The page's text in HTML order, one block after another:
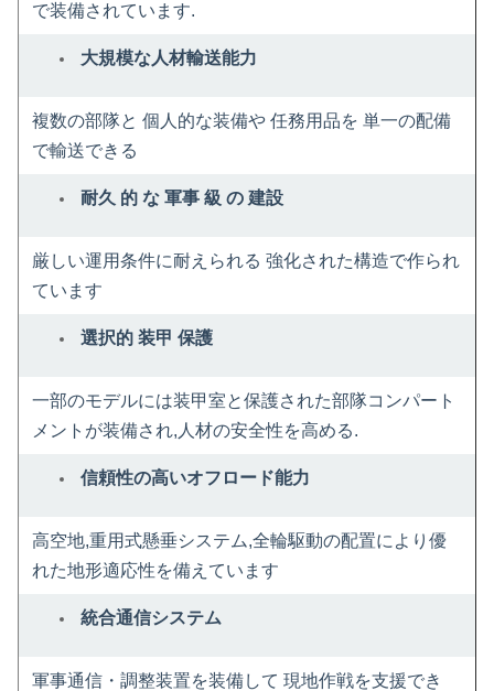
で装備されています.
大規模な人材輸送能力
複数の部隊と 個人的な装備や 任務用品を 単一の配備
で輸送できる
耐久 的 な 軍事 級 の 建設
厳しい運用条件に耐えられる 強化された構造で作られ
ています
選択的 装甲 保護
一部のモデルには装甲室と保護された部隊コンパート
メントが装備され,人材の安全性を高める.
信頼性の高いオフロード能力
高空地,重用式懸垂システム,全輪駆動の配置により優
れた地形適応性を備えています
統合通信システム
軍事通信・調整装置を装備して 現地作戦を支援でき